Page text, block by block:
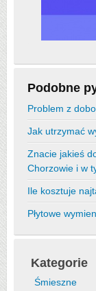
Podobne
Problem z
Jak utrzymać
Znacie jakieś
Chorzowie i w
Ile kosztuje
Płytowe
Kategorie
Śmieszne